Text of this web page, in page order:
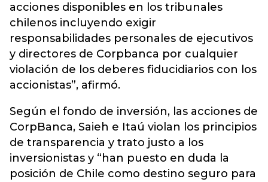
acciones disponibles en los tribunales
chilenos incluyendo exigir
responsabilidades personales de ejecutivos
y directores de Corpbanca por cualquier
violación de los deberes fiducidiarios con los
accionistas”, afirmó.
Según el fondo de inversión, las acciones de
CorpBanca, Saieh e Itaú violan los principios
de transparencia y trato justo a los
inversionistas y “han puesto en duda la
posición de Chile como destino seguro para